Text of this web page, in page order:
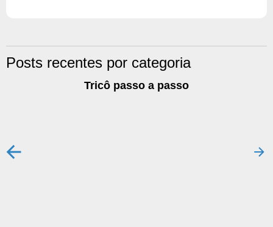
Posts recentes por categoria
Tricô passo a passo